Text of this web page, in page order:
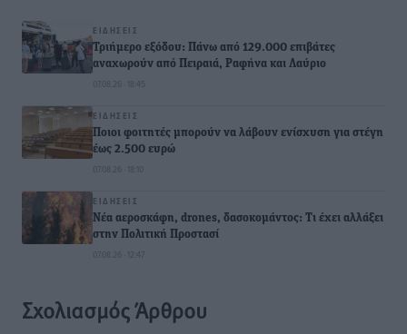
ΕΙΔΉΣΕΙΣ
Τριήμερο εξόδου: Πάνω από 129.000 επιβάτες
αναχωρούν από Πειραιά, Ραφήνα και Λαύριο
07.08.26 · 18:45
ΕΙΔΉΣΕΙΣ
Ποιοι φοιτητές μπορούν να λάβουν ενίσχυση για στέγη
έως 2.500 ευρώ
07.08.26 · 18:10
ΕΙΔΉΣΕΙΣ
Νέα αεροσκάφη, drones, δασοκομάντος: Τι έχει αλλάξει
στην Πολιτική Προστασί
07.08.26 · 12:47
Σχολιασμός Άρθρου